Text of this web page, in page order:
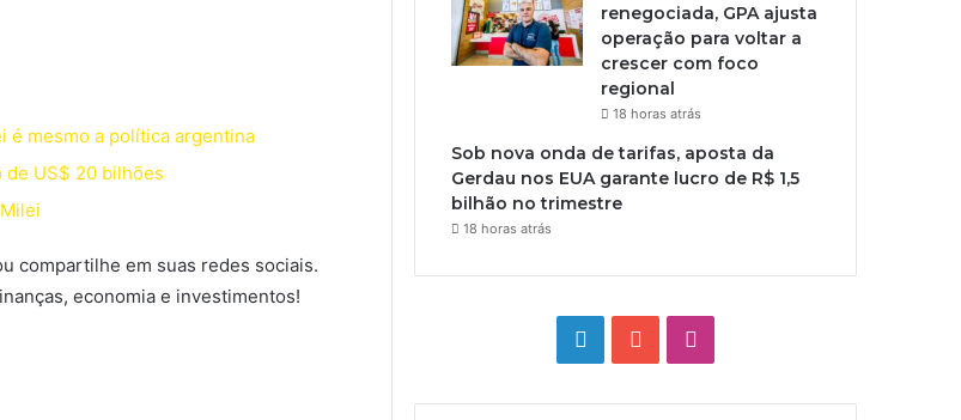
é mesmo a política argentina
US$ 20 bilhões
compartilhe em suas redes sociais.
economia e investimentos!
renegociada, GPA ajusta
operação para voltar a
crescer com foco
regional
18 horas atrás
Sob nova onda de tarifas, aposta da
Gerdau nos EUA garante lucro de R$ 1,5
bilhão no trimestre
18 horas atrás
LinkedinYouTube